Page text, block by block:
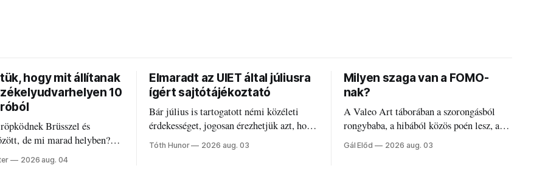
hogy mit állítanak
10
Brüsszel és
de mi marad helyben?
PNRR-pénzeket
2026 aug. 04
Elmaradt az UIET által júliusra
ígért sajtótájékoztató
Bár július is tartogatott némi közéleti
érdekességet, jogosan érezhetjük azt, hogy
valami elmaradt.
Tóth Hunor 2026 aug. 03
Milyen szaga van a FOMO-
nak?
A Valeo Art táborában a szorongásból
rongybaba, a hibából közös poén lesz, a
régi diákszínjátszók pedig újra és újra
visszatalálnak egymáshoz.
Gál Előd 2026 aug. 03